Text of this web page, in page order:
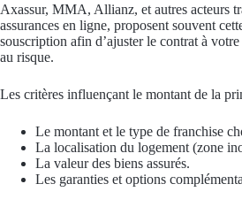
Axassur, MMA, Allianz, et autres acteurs
assurances en ligne, proposent souvent
souscription afin d’ajuster le contrat à
au risque.
Les critères influençant le montant de la
Le montant et le type de franchise
La localisation du logement (zone
La valeur des biens assurés.
Les garanties et options